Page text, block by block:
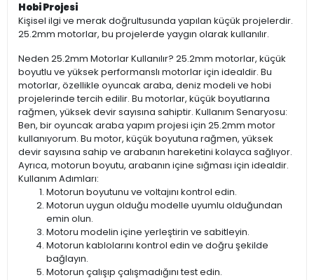
Hobi Projesi
Kişisel ilgi ve merak doğrultusunda yapılan küçük projelerdir.
25.2mm motorlar, bu projelerde yaygın olarak kullanılır.
Neden 25.2mm Motorlar Kullanılır? 25.2mm motorlar, küçük
boyutlu ve yüksek performanslı motorlar için idealdir. Bu
motorlar, özellikle oyuncak araba, deniz modeli ve hobi
projelerinde tercih edilir. Bu motorlar, küçük boyutlarına
rağmen, yüksek devir sayısına sahiptir. Kullanım Senaryosu:
Ben, bir oyuncak araba yapım projesi için 25.2mm motor
kullanıyorum. Bu motor, küçük boyutuna rağmen, yüksek
devir sayısına sahip ve arabanın hareketini kolayca sağlıyor.
Ayrıca, motorun boyutu, arabanın içine sığması için idealdir.
Kullanım Adımları:
Motorun boyutunu ve voltajını kontrol edin.
Motorun uygun olduğu modelle uyumlu olduğundan
emin olun.
Motoru modelin içine yerleştirin ve sabitleyin.
Motorun kablolarını kontrol edin ve doğru şekilde
bağlayın.
Motorun çalışıp çalışmadığını test edin.